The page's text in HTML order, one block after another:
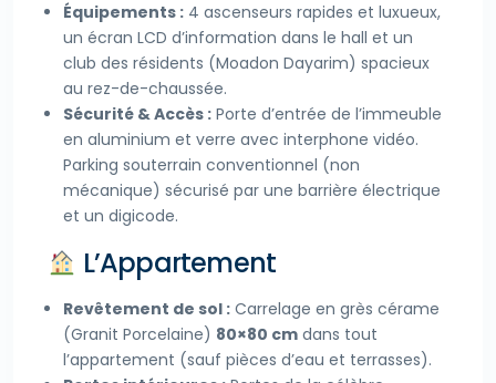
Équipements : 4 ascenseurs rapides et luxueux,
un écran LCD d’information dans le hall et un
club des résidents (Moadon Dayarim) spacieux
au rez-de-chaussée.
Sécurité & Accès : Porte d’entrée de l’immeuble
en aluminium et verre avec interphone vidéo.
Parking souterrain conventionnel (non
mécanique) sécurisé par une barrière électrique
et un digicode.
L’Appartement
Revêtement de sol : Carrelage en grès cérame
(Granit Porcelaine) 80×80 cm dans tout
l’appartement (sauf pièces d’eau et terrasses).